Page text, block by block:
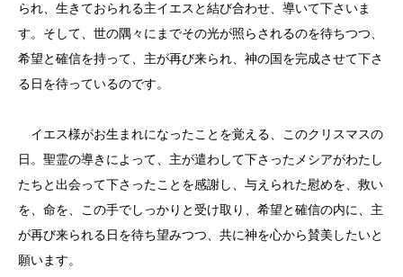
られ、生きておられる主イエスと結び合わせ、導いて下さいま
す。そして、世の隅々にまでその光が照らされるのを待ちつつ、
希望と確信を持って、主が再び来られ、神の国を完成させて下さ
る日を待っているのです。
イエス様がお生まれになったことを覚える、このクリスマスの
日。聖霊の導きによって、主が遣わして下さったメシアがわたし
たちと出会って下さったことを感謝し、与えられた慰めを、救い
を、命を、この手でしっかりと受け取り、希望と確信の内に、主
が再び来られる日を待ち望みつつ、共に神を心から賛美したいと
願います。